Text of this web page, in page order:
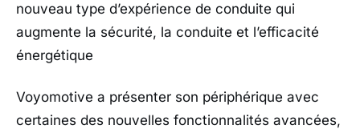
nouveau type d’expérience de conduite qui
augmente la sécurité, la conduite et l’efficacité
énergétique
Voyomotive a présenter son périphérique avec
certaines des nouvelles fonctionnalités avancées,